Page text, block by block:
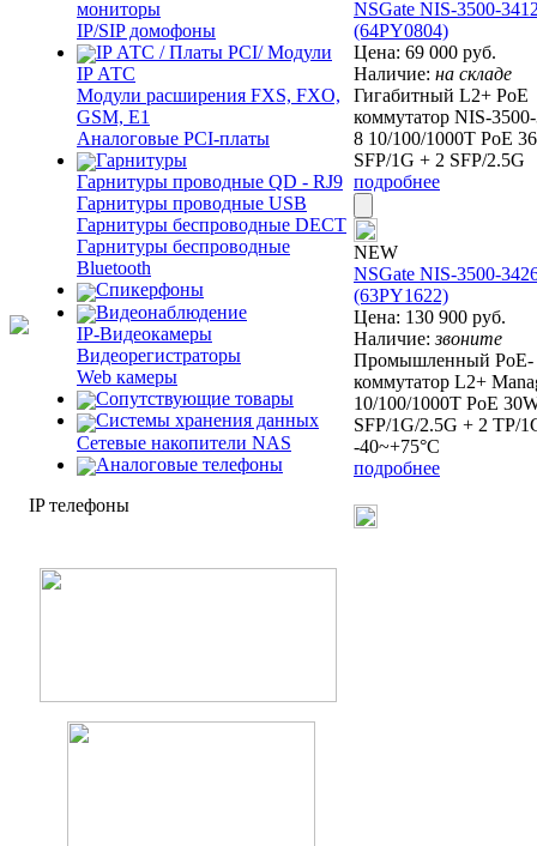
мониторы
IP/SIP домофоны
IP АТС / Платы PCI/ Модули
IP АТС
Модули расширения FXS, FXO,
GSM, E1
Аналоговые PCI-платы
Гарнитуры
Гарнитуры проводные QD - RJ9
Гарнитуры проводные USB
Гарнитуры беспроводные DECT
Гарнитуры беспроводные
Bluetooth
Спикерфоны
Видеонаблюдение
IP-Видеокамеры
Видеорегистраторы
Web камеры
Сопутствующие товары
Cистемы хранения данных
Сетевые накопители NAS
Аналоговые телефоны
IP телефоны
NSGate NIS-3500-
(64PY0804)
Цена: 69 000 руб.
Наличие: на складе
Гигабитный L2+ PoE
коммутатор NIS-
8 10/100/1000T PoE
SFP/1G + 2 SFP/2.5G
подробнее
NEW
NSGate NIS-3500-
(63PY1622)
Цена: 130 900 руб.
Наличие:звоните
Промышленный PoE-
коммутатор L2+
10/100/1000T PoE
SFP/1G/2.5G + 2 TP/
-40~+75°C
подробнее